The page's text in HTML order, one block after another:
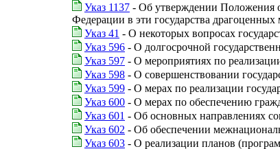
Указ 1137 - Об утверждении Положения
Федерации в эти государства
Указ 41 - О некоторых вопросах
Указ 596 - О долгосрочной
Указ 597 - О мероприятиях по
Указ 598 - О совершенствовании
Указ 599 - О мерах по реализации
Указ 600 - О мерах по обеспечению
Указ 601 - Об основных направлениях
Указ 602 - Об обеспечении
Указ 603 - О реализации планов